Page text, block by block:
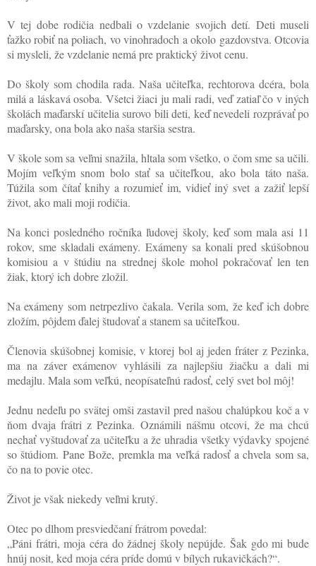
V tej dobe rodičia nedbali o vzdelanie svojich detí. Deti museli
ťažko robiť na poliach, vo vinohradoch a okolo gazdovstva. Otcovia
si mysleli, že vzdelanie nemá pre praktický život cenu.
Do školy som chodila rada. Naša učiteľka, rechtorova dcéra, bola
milá a láskavá osoba. Všetci žiaci ju mali radi, veď zatiaľ čo v iných
školách maďarskí učitelia surovo bili deti, keď nevedeli rozprávať po
maďarsky, ona bola ako naša staršia sestra.
V škole som sa veľmi snažila, hltala som všetko, o čom sme sa učili.
Mojím veľkým snom bolo stať sa učiteľkou, ako bola táto naša.
Túžila som čítať knihy a rozumieť im, vidieť iný svet a zažiť lepší
život, ako mali moji rodičia.
Na konci posledného ročníka ľudovej školy, keď som mala asi 11
rokov, sme skladali exámeny. Exámeny sa konali pred skúšobnou
komisiou a v štúdiu na strednej škole mohol pokračovať len ten
žiak, ktorý ich dobre zložil.
Na exámeny som netrpezlivo čakala. Verila som, že keď ich dobre
zložím, pôjdem ďalej študovať a stanem sa učiteľkou.
Členovia skúšobnej komisie, v ktorej bol aj jeden fráter z Pezinka,
ma na záver exámenov vyhlásili za najlepšiu žiačku a dali mi
medajlu. Mala som veľkú, neopísateľnú radosť, celý svet bol môj!
Jednu nedeľu po svätej omši zastavil pred našou chalúpkou koč a v
ňom dvaja frátri z Pezinka. Oznámili nášmu otcovi, že ma chcú
nechať vyštudovať za učiteľku a že uhradia všetky výdavky spojené
so štúdiom. Pane Bože, premkla ma veľká radosť a chvela som sa,
čo na to povie otec.
Život je však niekedy veľmi krutý.
Otec po dlhom presviedčaní frátrom povedal:
„Páni frátri, moja céra do žádnej školy nepújde. Šak gdo mi bude
hnúj nosit, ked moja céra príde domú v bílych rukavičkách?“.